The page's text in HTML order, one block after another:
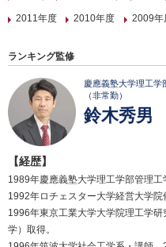
2011年度
2010年度 2009年
ランキング監修
慶應義塾大学理工学
（非常勤）
鈴木秀男
【経歴】
1989年慶應義塾大学理工学部管理工
1992年ロチェスター大学経営大学院
1996年東京工業大学大学院理工学
学）取得。